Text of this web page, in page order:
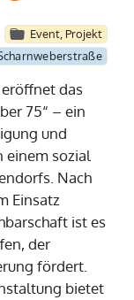
Event, Projekt
eröffnet das
75“ – ein
und
einem sozial
Nach
Einsatz
ist es
der
fördert.
bietet